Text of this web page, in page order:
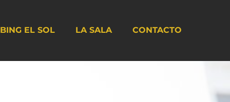
EL SOL LA SALA CONTACTO